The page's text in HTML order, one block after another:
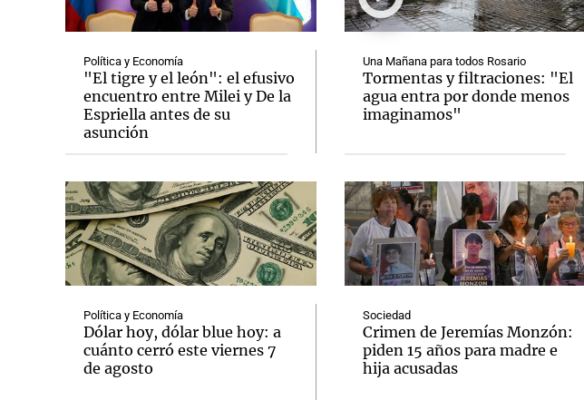
Política y Economía
"El tigre y el león": el efusivo
encuentro entre Milei y De la
Espriella antes de su
asunción
Política y Economía
Dólar hoy, dólar blue hoy: a
cuánto cerró este viernes 7
de agosto
Una Mañana para todos Rosario
Tormentas y filtraciones: "El
agua entra por donde menos
imaginamos"
Sociedad
Crimen de Jeremías Monzón:
piden 15 años para madre e
hija acusadas
Notas Notas
El